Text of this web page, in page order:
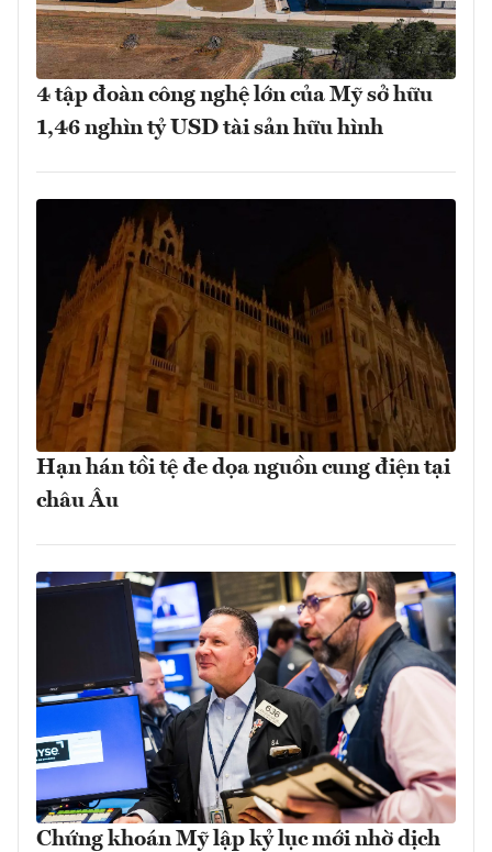
4 tập đoàn công nghệ lớn của Mỹ sở hữu
1,46 nghìn tỷ USD tài sản hữu hình
Hạn hán tồi tệ đe dọa nguồn cung điện tại
châu Âu
Chứng khoán Mỹ lập kỷ lục mới nhờ dịch